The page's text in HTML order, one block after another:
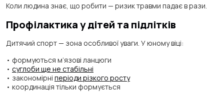
Коли людина знає, що робити — ризик травми падає в рази.
Профілактика у дітей та підлітків
Дитячий спорт — зона особливої уваги. У юному віці:
• формуються м’язові ланцюги
• суглоби ще не стабільні
• закономірні періоди різкого росту
• координація тільки формується